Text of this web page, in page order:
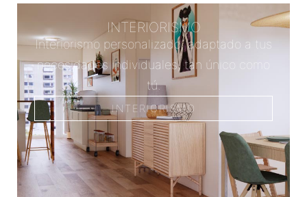
INTERIORISMO
Interiorismo personalizado, adaptado a tus
necesidades individuales, tan único como
tú.
INTERIORISMO